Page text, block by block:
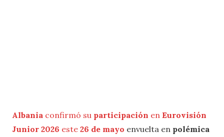
Albania confirmó su participación en Eurovisión
Junior 2026 este 26 de mayo envuelta en polémica